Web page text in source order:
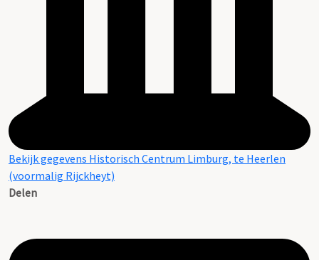
Bekijk gegevens Historisch Centrum Limburg, te Heerlen
(voormalig Rijckheyt)
Delen